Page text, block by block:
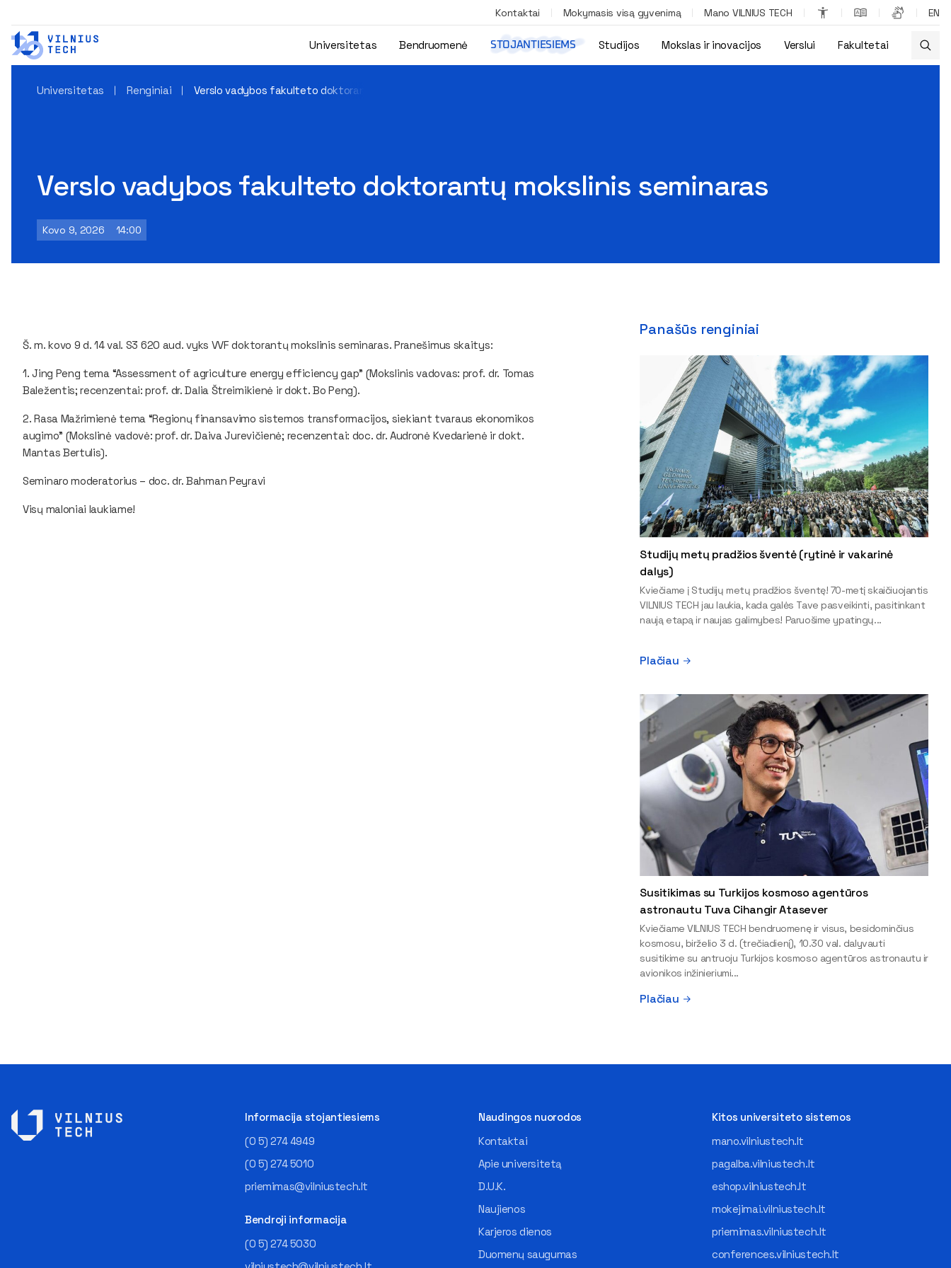
Kontaktai Mokymasis visą gyvenimą Mano VILNIUS TECH EN
Universitetas Bendruomenė STOJANTIESIEMS Studijos Mokslas ir inovacijos Verslui Fakultetai
Universitetas Renginiai Verslo vadybos fakulteto doktorantų mokslinis seminaras
Verslo vadybos fakulteto doktorantų mokslinis seminaras
Kovo 9, 2026 14:00
Š. m. kovo 9 d. 14 val. S3 620 aud. vyks VVF doktorantų mokslinis seminaras. Pranešimus skaitys:
1. Jing Peng tema “Assessment of agriculture energy efficiency gap” (Mokslinis vadovas: prof. dr. Tomas
Baležentis; recenzentai: prof. dr. Dalia Štreimikienė ir dokt. Bo Peng).
2. Rasa Mažrimienė tema “Regionų finansavimo sistemos transformacijos, siekiant tvaraus ekonomikos
augimo” (Mokslinė vadovė: prof. dr. Daiva Jurevičienė; recenzentai: doc. dr. Audronė Kvedarienė ir dokt.
Mantas Bertulis).
Seminaro moderatorius – doc. dr. Bahman Peyravi
Visų maloniai laukiame!
Panašūs renginiai
Studijų metų pradžios šventė (rytinė ir vakarinė
dalys)
Kviečiame į Studijų metų pradžios šventę! 70-metį skaičiuojantis
VILNIUS TECH jau laukia, kada galės Tave pasveikinti, pasitinkant
naują etapą ir naujas galimybes! Paruošime ypatingų...
Plačiau
Susitikimas su Turkijos kosmoso agentūros
astronautu Tuva Cihangir Atasever
Kviečiame VILNIUS TECH bendruomenę ir visus, besidominčius
kosmosu, birželio 3 d. (trečiadienį), 10.30 val. dalyvauti
susitikime su antruoju Turkijos kosmoso agentūros astronautu ir
avionikos inžinieriumi...
Plačiau
Informacija stojantiesiems
(0 5) 274 4949
(0 5) 274 5010
priemimas@vilniustech.lt
Bendroji informacija
(0 5) 274 5030
Naudingos nuorodos
Kontaktai
Apie universitetą
D.U.K.
Naujienos
Karjeros dienos
Duomenų saugumas
Kitos universiteto sistemos
mano.vilniustech.lt
pagalba.vilniustech.lt
eshop.vilniustech.lt
mokejimai.vilniustech.lt
priemimas.vilniustech.lt
conferences.vilniustech.lt